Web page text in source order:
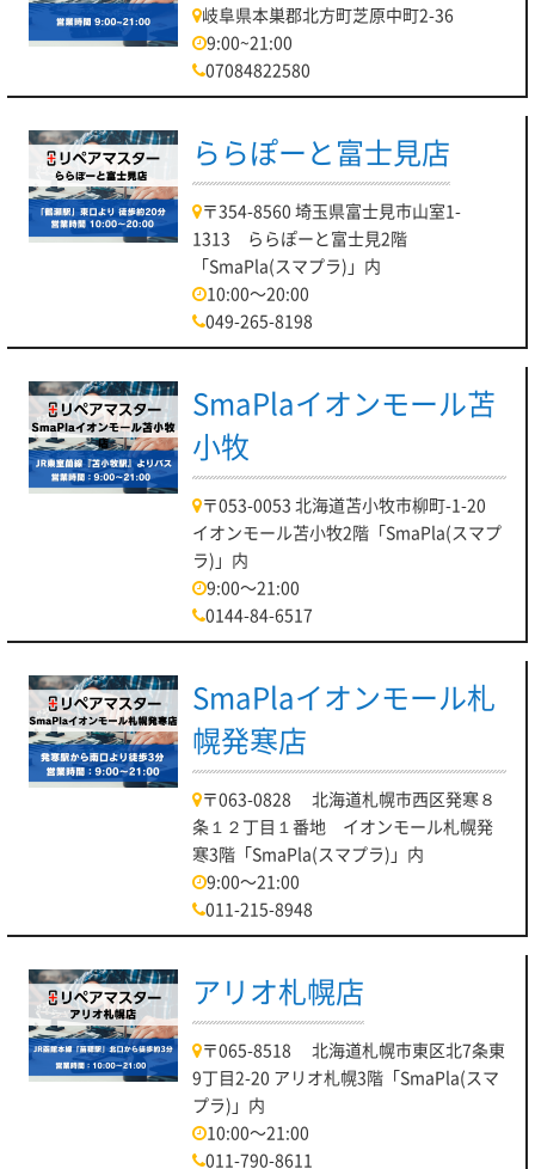
岐阜県本巣郡北方町芝原中町2-36
9:00~21:00
07084822580
ららぽーと富士見店
〒354-8560 埼玉県富士見市山室1-
1313 ららぽーと富士見2階
「SmaPla(スマプラ)」内
10:00～20:00
049-265-8198
SmaPlaイオンモール苫
小牧
〒053-0053 北海道苫小牧市柳町-1-20
イオンモール苫小牧2階「SmaPla(スマプ
ラ)」内
9:00～21:00
0144-84-6517
SmaPlaイオンモール札
幌発寒店
〒063-0828 北海道札幌市西区発寒８
条１２丁目１番地 イオンモール札幌発
寒3階「SmaPla(スマプラ)」内
9:00～21:00
011-215-8948
アリオ札幌店
〒065-8518 北海道札幌市東区北7条東
9丁目2-20 アリオ札幌3階「SmaPla(スマ
プラ)」内
10:00～21:00
011-790-8611